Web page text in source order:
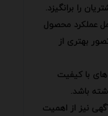
را برانگیزد.
عملکرد محصول
بهتری از
با کیفیت
باشد.
نیز از اهمیت